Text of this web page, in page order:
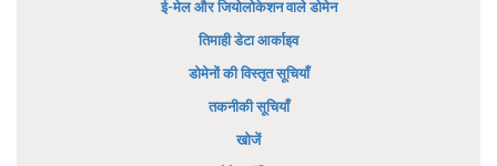
ई-मेल और जियोलोकेशन वाले डोमेन
तिमाही डेटा आर्काइव
डोमेनों की विस्तृत सूचियाँ
तकनीकी सूचियाँ
खोजें